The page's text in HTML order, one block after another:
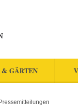
& GÄRTEN
Pressemitteilungen